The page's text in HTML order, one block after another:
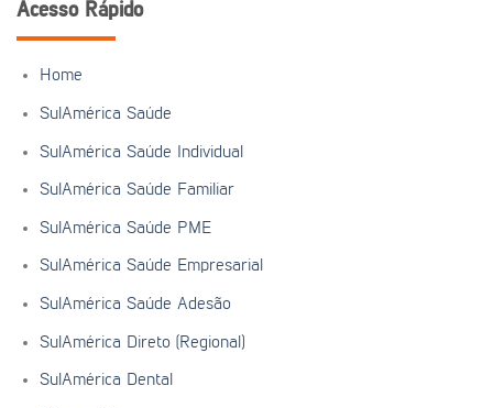
Acesso Rápido
Home
SulAmérica Saúde
SulAmérica Saúde Individual
SulAmérica Saúde Familiar
SulAmérica Saúde PME
SulAmérica Saúde Empresarial
SulAmérica Saúde Adesão
SulAmérica Direto (Regional)
SulAmérica Dental